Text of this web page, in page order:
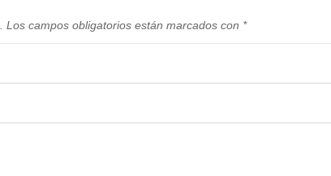
Los campos obligatorios están marcados con *